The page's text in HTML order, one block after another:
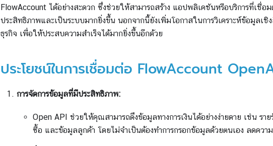
FlowAccount ได้อย่างสะดวก ซึ่งช่วยให้สามารถสร้าง แอปพลิเคชันหรือบริการที่เชื่
ประสิทธิภาพและเป็นระบบมากยิ่งขึ้น นอกจากนี้ยังเพิ่มโอกาสในการวิเคราะห์ข้อมูลเ
ธุรกิจ เพื่อให้ประสบความสำเร็จได้มากยิ่งขึ้นอีกด้วย
ประโยชน์ในการเชื่อมต่อ FlowAccount
การจัดการข้อมูลที่มีประสิทธิภาพ:
Open API ช่วยให้คุณสามารถดึงข้อมูลทางการเงินได้อย่างง่ายดาย เช่น รา
ซื้อ และข้อมูลลูกค้า โดยไม่จำเป็นต้องทำการกรอกข้อมูลด้วยตนเอง ลดคว